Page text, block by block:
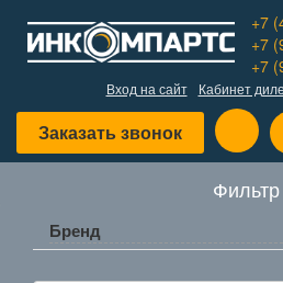
+7
+7
+7
Вход на сайт Кабинет
Заказать звонок
Фильтр
Бренд